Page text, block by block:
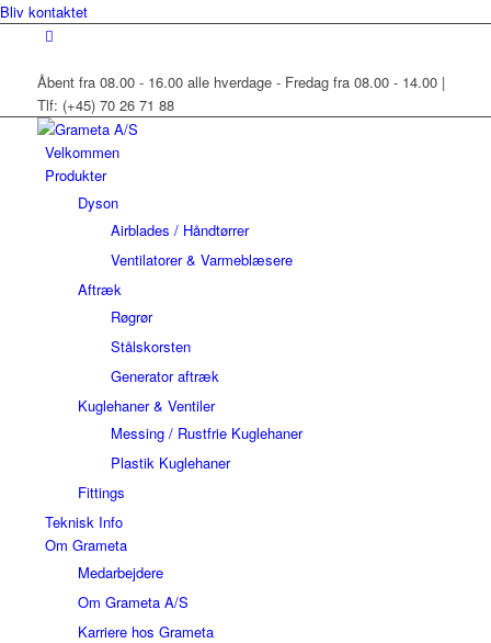
Bliv kontaktet
Åbent fra 08.00 - 16.00 alle hverdage - Fredag fra 08.00 - 14.00 |
Tlf: (+45) 70 26 71 88
Velkommen
Produkter
Dyson
Airblades / Håndtørrer
Ventilatorer & Varmeblæsere
Aftræk
Røgrør
Stålskorsten
Generator aftræk
Kuglehaner & Ventiler
Messing / Rustfrie Kuglehaner
Plastik Kuglehaner
Fittings
Teknisk Info
Om Grameta
Medarbejdere
Om Grameta A/S
Karriere hos Grameta